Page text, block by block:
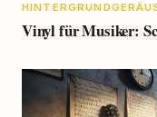
Vinyl für Musiker: